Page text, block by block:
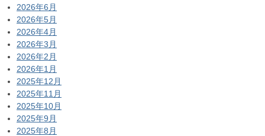
2026年6月
2026年5月
2026年4月
2026年3月
2026年2月
2026年1月
2025年12月
2025年11月
2025年10月
2025年9月
2025年8月